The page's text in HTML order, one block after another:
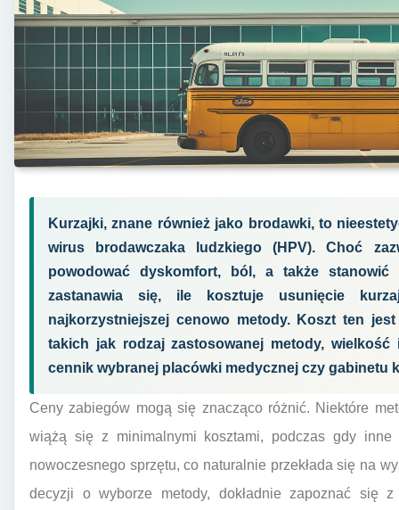
Kurzajki, znane również jako brodawki, to
wirus brodawczaka ludzkiego (HPV). Choć
powodować dyskomfort, ból, a także stanowić
zastanawia się, ile kosztuje usunięcie
najkorzystniejszej cenowo metody. Koszt ten
takich jak rodzaj zastosowanej metody,
cennik wybranej placówki medycznej czy gabinetu
Ceny zabiegów mogą się znacząco różnić. Niektóre
wiążą się z minimalnymi kosztami, podczas gdy
nowoczesnego sprzętu, co naturalnie przekłada się na
decyzji o wyborze metody, dokładnie zapoznać się